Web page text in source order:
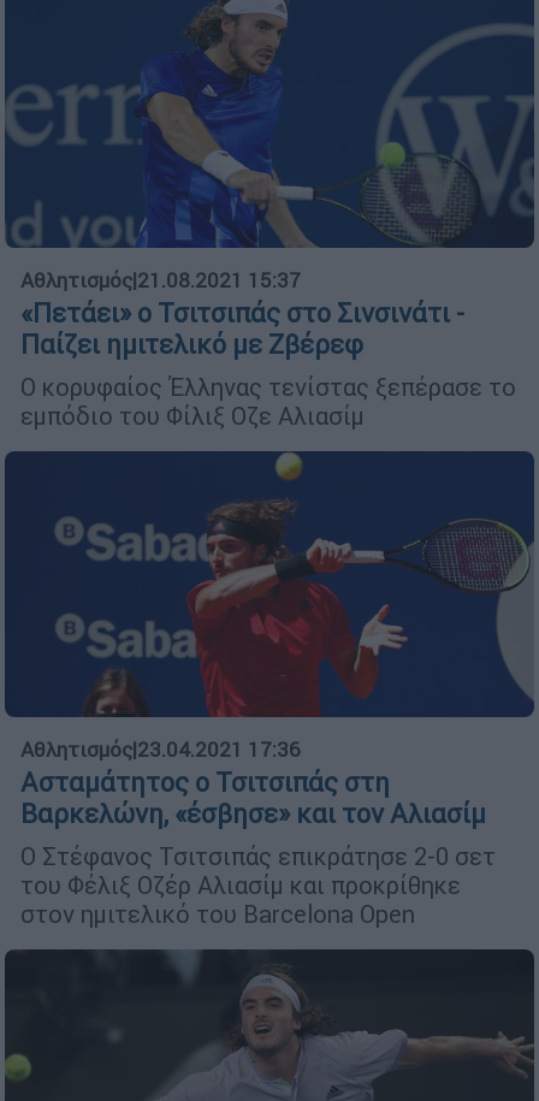
Αθλητισμός|21.08.2021 15:37
«Πετάει» ο Τσιτσιπάς στο Σινσινάτι -
Παίζει ημιτελικό με Ζβέρεφ
Ο κορυφαίος Έλληνας τενίστας ξεπέρασε το
εμπόδιο του Φίλιξ Οζε Αλιασίμ
Αθλητισμός|23.04.2021 17:36
Ασταμάτητος ο Τσιτσιπάς στη
Βαρκελώνη, «έσβησε» και τον Αλιασίμ
Ο Στέφανος Τσιτσιπάς επικράτησε 2-0 σετ
του Φέλιξ Οζέρ Αλιασίμ και προκρίθηκε
στον ημιτελικό του Barcelona Open